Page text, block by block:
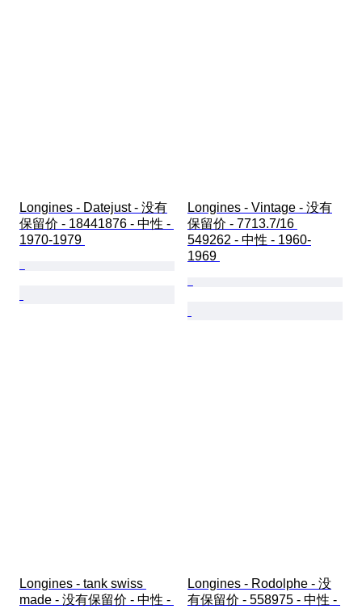
Longines - Datejust - 没有
保留价 - 18441876 - 中性 -
1970-1979
Longines - Vintage - 没有
保留价 - 7713.7/16
549262 - 中性 - 1960-
1969
Longines - tank swiss
made - 没有保留价 - 中性 -
Longines - Rodolphe - 没
有保留价 - 558975 - 中性 -